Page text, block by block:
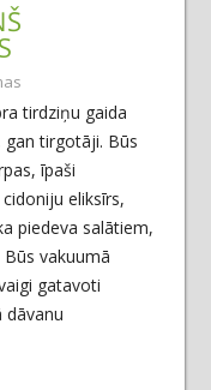
tirdziņu gaida
gan tirgotāji. Būs
īpaši
eliksīrs,
piedeva salātiem,
vakuumā
gatavoti
dāvanu